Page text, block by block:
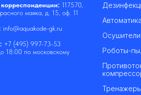
117570,
маяка, д. 15, оф. 11
info@aquakode-gk.ru
+7 (495) 997-73-53
18:00 по московскому
Автоматика
Осушители
Роботы-